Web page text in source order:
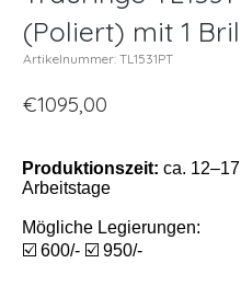
(Poliert) mit 1
Artikelnummer: TL1531PT
€1095,00
Produktionszeit: ca. 12–17
Arbeitstage
Mögliche Legierungen:
☑️ 600/- ☑️ 950/-